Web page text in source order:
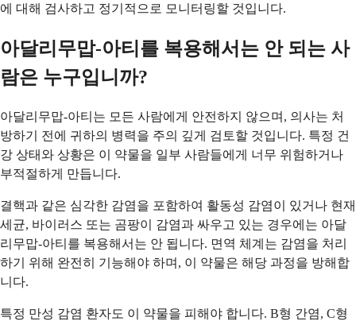
에 대해 검사하고 정기적으로 모니터링할 것입니다.
아달리무맙-아티를 복용해서는 안 되는 사
람은 누구입니까?
아달리무맙-아티는 모든 사람에게 안전하지 않으며, 의사는 처
방하기 전에 귀하의 병력을 주의 깊게 검토할 것입니다. 특정 건
강 상태와 상황은 이 약물을 일부 사람들에게 너무 위험하거나
부적절하게 만듭니다.
결핵과 같은 심각한 감염을 포함하여 활동성 감염이 있거나 현재
세균, 바이러스 또는 곰팡이 감염과 싸우고 있는 경우에는 아달
리무맙-아티를 복용해서는 안 됩니다. 면역 체계는 감염을 처리
하기 위해 완전히 기능해야 하며, 이 약물은 해당 과정을 방해합
니다.
특정 만성 감염 환자도 이 약물을 피해야 합니다. B형 간염, C형